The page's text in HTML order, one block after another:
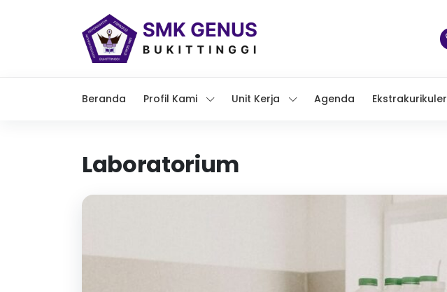
Beranda Profil Kami Unit Kerja Agenda Ekstrakurikuler
Laboratorium